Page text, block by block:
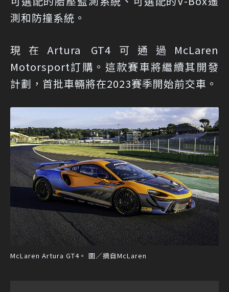
測和防撞系統。
現在Artura GT4可通過McLaren
Motorsport訂購。這款賽車將繼續其開發
計劃，首批車輛將在2023賽季開始前交車。
McLaren Artura GT4。 圖／摘自McLaren